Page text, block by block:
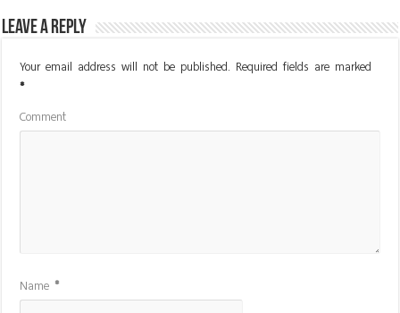
Leave a Reply
Your email address will not be published. Required fields are marked
*
Comment
Name*